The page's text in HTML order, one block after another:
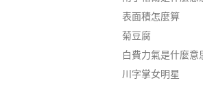
表面積怎麼算
菊豆腐
白費力氣是什麼意
川字掌女明星